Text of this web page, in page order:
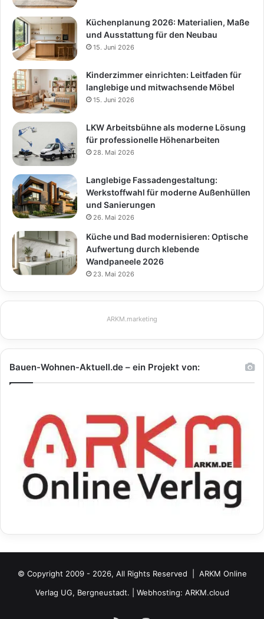
Küchenplanung 2026: Materialien, Maße
und Ausstattung für den Neubau
15. Juni 2026
Kinderzimmer einrichten: Leitfaden für
langlebige und mitwachsende Möbel
15. Juni 2026
LKW Arbeitsbühne als moderne Lösung
für professionelle Höhenarbeiten
28. Mai 2026
Langlebige Fassadengestaltung:
Werkstoffwahl für moderne Außenhüllen
und Sanierungen
26. Mai 2026
Küche und Bad modernisieren: Optische
Aufwertung durch klebende
Wandpaneele 2026
23. Mai 2026
ARKM.marketing
Bauen-Wohnen-Aktuell.de – ein Projekt von:
© Copyright 2009 - 2026, All Rights Reserved | ARKM Online
Verlag UG, Bergneustadt. | Webhosting: ARKM.cloud